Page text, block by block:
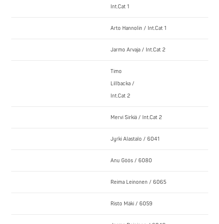
Int.Cat 1
Arto Hannolin / Int.Cat 1
Jarmo Arvaja / Int.Cat 2
Timo
Lillbacka /
Int.Cat 2
Mervi Sirkiä / Int.Cat 2
Jyrki Alastalo / 6041
Anu Göös / 6080
Reima Leinonen / 6065
Risto Mäki / 6059